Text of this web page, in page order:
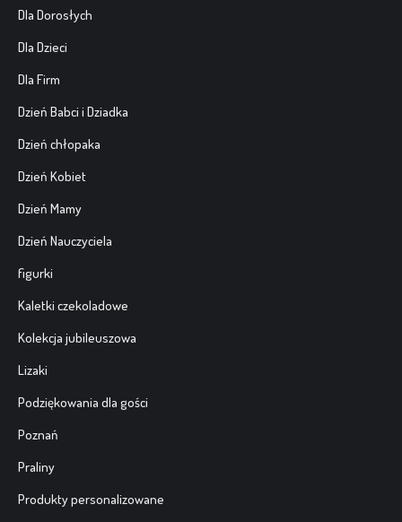
Dla Dorosłych
Dla Dzieci
Dla Firm
Dzień Babci i Dziadka
Dzień chłopaka
Dzień Kobiet
Dzień Mamy
Dzień Nauczyciela
figurki
Kaletki czekoladowe
Kolekcja jubileuszowa
Lizaki
Podziękowania dla gości
Poznań
Praliny
Produkty personalizowane